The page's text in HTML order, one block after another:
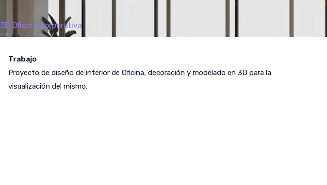
3D Oficina Corporativa
Trabajo
Proyecto de diseño de interior de Oficina, decoración y modelado en 3D para la
visualización del mismo.